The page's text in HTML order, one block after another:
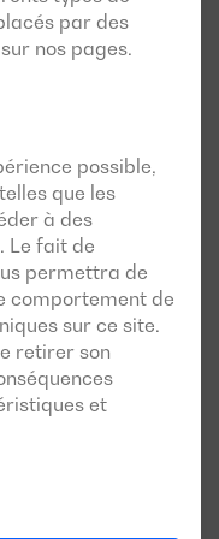
par des
nos pages.
possible,
que les
à des
Le fait de
permettra de
comportement de
sur ce site.
retirer son
et
de cette